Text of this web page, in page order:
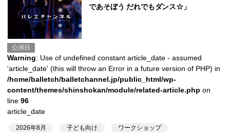
であそぼう だれでもダンス☆」
公演日
Warning: Use of undefined constant article_date - assumed
'article_date' (this will throw an Error in a future version of PHP) in
/home/balletch/balletchannel.jp/public_html/wp-
content/themes/shinshokan/module/related-article.php on
line 96
article_date
2026年8月 子ども向け ワークショップ